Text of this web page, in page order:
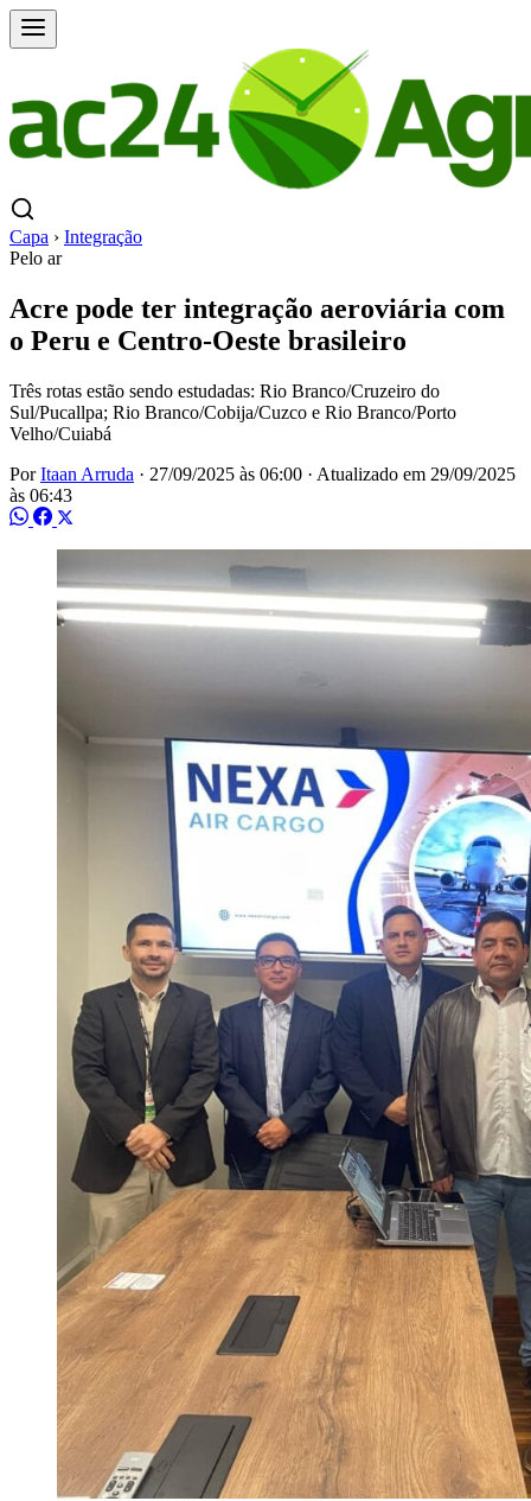
Capa › Integração
Pelo ar
Acre pode ter integração aeroviária com
o Peru e Centro-Oeste brasileiro
Três rotas estão sendo estudadas: Rio Branco/Cruzeiro do
Sul/Pucallpa; Rio Branco/Cobija/Cuzco e Rio Branco/Porto
Velho/Cuiabá
PorItaan Arruda · 27/09/2025 às 06:00 · Atualizado em 29/09/2025
às 06:43